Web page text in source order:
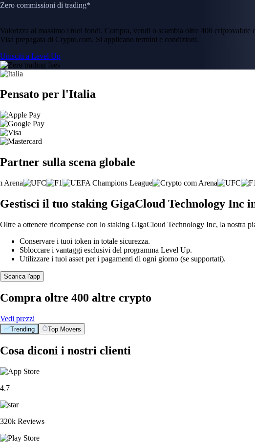
Zero commissioni di trading*
Valorizza al massimo i tuoi fondi. Compra, vendi o scambia oltre 400
Visa prepagata di Crypto.com. Si applicano termini e condizioni.
Unisciti a Level Up
Pensato per l'Italia
Partner sulla scena globale
Gestisci il tuo staking GigaCloud Technology Inc
Oltre a ottenere ricompense con lo staking GigaCloud Technology Inc, la nostra
Conservare i tuoi token in totale sicurezza.
Sbloccare i vantaggi esclusivi del programma Level Up.
Utilizzare i tuoi asset per i pagamenti di ogni giorno (se supportati).
Scarica l'app
Compra oltre 400 altre crypto
Vedi prezzi
Trending Top Movers
Cosa diconi i nostri clienti
4.7
320k Reviews